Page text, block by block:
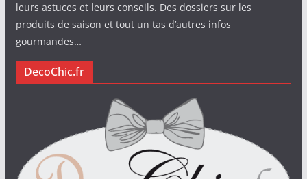
leurs astuces et leurs conseils. Des dossiers sur les
produits de saison et tout un tas d’autres infos
gourmandes…
DecoChic.fr